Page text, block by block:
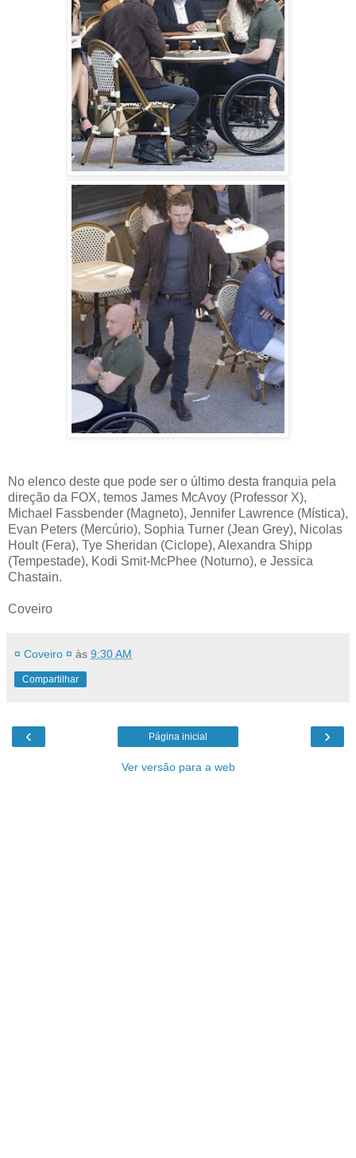
No elenco deste que pode ser o último desta franquia pela
direção da FOX, temos James McAvoy (Professor X),
Michael Fassbender (Magneto), Jennifer Lawrence (Mística),
Evan Peters (Mercúrio), Sophia Turner (Jean Grey), Nicolas
Hoult (Fera), Tye Sheridan (Ciclope), Alexandra Shipp
(Tempestade), Kodi Smit-McPhee (Noturno), e Jessica
Chastain.
Coveiro
¤ Coveiro ¤ às 9:30 AM
Compartilhar
‹ ›
Página inicial
Ver versão para a web